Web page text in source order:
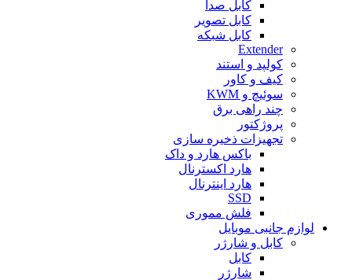
کابل صدا
کابل تصویر
کابل شبکه
Extender
کولپد و استند
کیف و کاور
سوئیچ و KWM
چند راهی برق
پروژکتور
تجهیزات ذخیره سازی
باکس هارد و داک
هارد اکسترنال
هارد اینترنال
SSD
فلش مموری
لوازم جانبی موبایل
کابل و شارژر
کابل
شارژر